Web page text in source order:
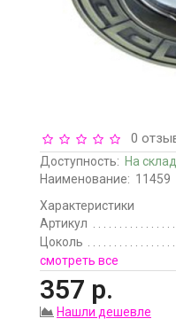
0
Доступность: На
Наименование: 11459
Характеристики
Артикул
Цоколь
смотреть все
357 р.
Нашли дешевле